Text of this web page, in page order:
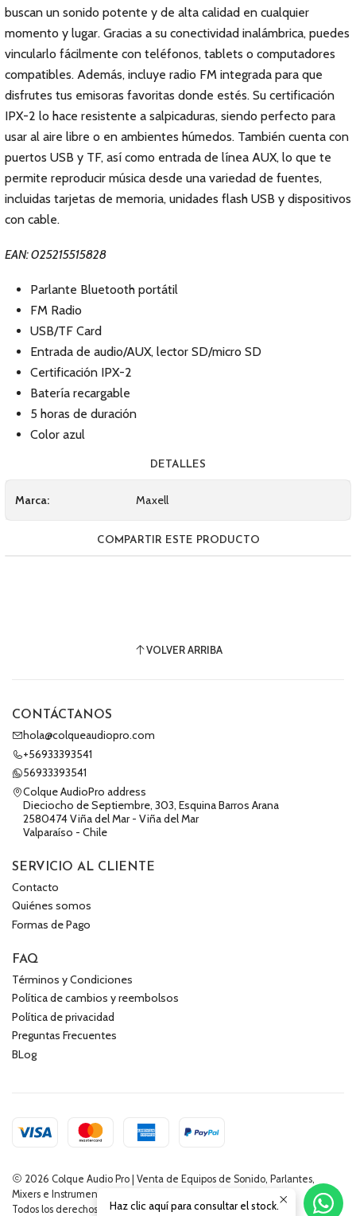
buscan un sonido potente y de alta calidad en cualquier
momento y lugar. Gracias a su conectividad inalámbrica, puedes
vincularlo fácilmente con teléfonos, tablets o computadores
compatibles. Además, incluye radio FM integrada para que
disfrutes tus emisoras favoritas donde estés. Su certificación
IPX-2 lo hace resistente a salpicaduras, siendo perfecto para
usar al aire libre o en ambientes húmedos. También cuenta con
puertos USB y TF, así como entrada de línea AUX, lo que te
permite reproducir música desde una variedad de fuentes,
incluidas tarjetas de memoria, unidades flash USB y dispositivos
con cable.
EAN: 025215515828
Parlante Bluetooth portátil
FM Radio
USB/TF Card
Entrada de audio/AUX, lector SD/micro SD
Certificación IPX-2
Batería recargable
5 horas de duración
Color azul
DETALLES
Marca: Maxell
COMPARTIR ESTE PRODUCTO
VOLVER ARRIBA
CONTÁCTANOS
hola@colqueaudiopro.com
+56933393541
56933393541
Colque AudioPro address
Dieciocho de Septiembre, 303, Esquina Barros Arana
2580474 Viña del Mar - Viña del Mar
Valparaíso - Chile
SERVICIO AL CLIENTE
Contacto
Quiénes somos
Formas de Pago
FAQ
Términos y Condiciones
Política de cambios y reembolsos
Política de privacidad
Preguntas Frecuentes
BLog
2026 Colque Audio Pro | Venta de Equipos de Sonido, Parlantes,
Mixers e Instrumentos Musicales.
Todos los derechos reservados.Desarrollado por Jumpseller
Haz clic aquí para consultar el stock.